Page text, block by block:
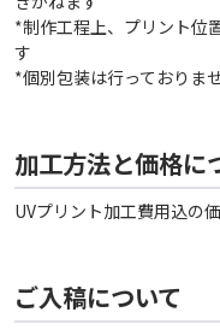
*制作工程上、プリント位
す
*個別包装は行っておりま
加工方法と価格に
UVプリント加工費用込の
ご入稿について